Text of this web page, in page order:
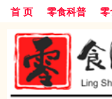
首 页 零食科普